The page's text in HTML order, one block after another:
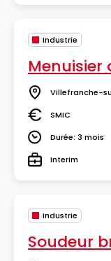
Industrie
Menuisier
Lieu Villefranche-
Salaire
SMIC
DuréeDurée: 3 mois
TypeInterim
Industrie
Soudeur